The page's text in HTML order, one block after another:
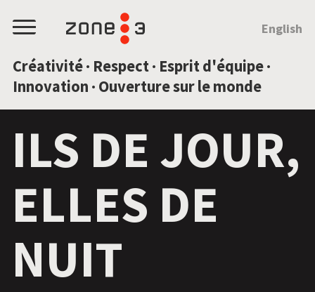
Menu
Créativité · Respect · Esprit d'équipe ·
Innovation · Ouverture sur le monde
English
ILS DE JOUR,
ELLES DE
NUIT